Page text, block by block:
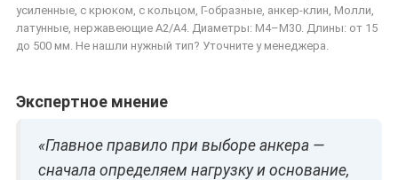
усиленные, с крюком, с кольцом, Г-образные, анкер-клин, Молли,
латунные, нержавеющие A2/A4. Диаметры: M4–M30. Длины: от 15
до 500 мм. Не нашли нужный тип? Уточните у менеджера.
Экспертное мнение
«Главное правило при выборе анкера —
сначала определяем нагрузку и основание,